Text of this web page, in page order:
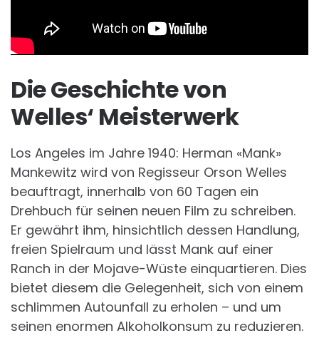
Die Geschichte von
Welles‘ Meisterwerk
Los Angeles im Jahre 1940: Herman «Mank»
Mankewitz wird von Regisseur Orson Welles
beauftragt, innerhalb von 60 Tagen ein
Drehbuch für seinen neuen Film zu schreiben.
Er gewährt ihm, hinsichtlich dessen Handlung,
freien Spielraum und lässt Mank auf einer
Ranch in der Mojave-Wüste einquartieren. Dies
bietet diesem die Gelegenheit, sich von einem
schlimmen Autounfall zu erholen – und um
seinen enormen Alkoholkonsum zu reduzieren.